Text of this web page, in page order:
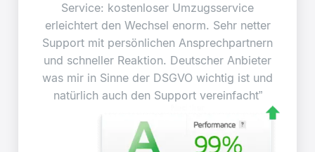
Service: kostenloser Umzugsservice
erleichtert den Wechsel enorm. Sehr netter
Support mit persönlichen Ansprechpartnern
und schneller Reaktion. Deutscher Anbieter
was mir in Sinne der DSGVO wichtig ist und
natürlich auch den Support vereinfacht”